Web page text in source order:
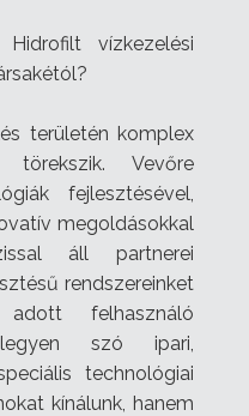
vízkezelési
területén komplex
törekszik. Vevőre
fejlesztésével,
megoldásokkal
áll partnerei
rendszereinket
felhasználó
szó ipari,
technológiai
kínálunk, hanem